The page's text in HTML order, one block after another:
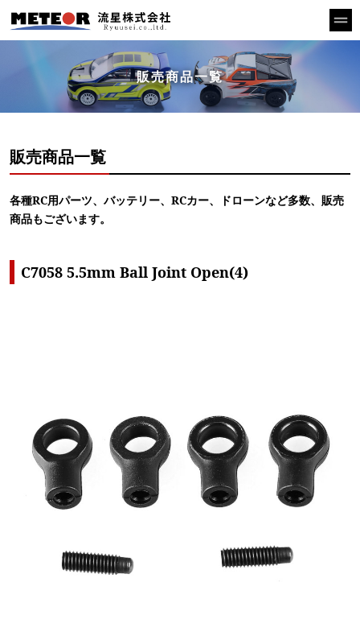
販売商品一覧
販売商品一覧
各種RC用パーツ、バッテリー、RCカー、ドローンなど多数、販売
商品もございます。
C7058 5.5mm Ball Joint Open(4)